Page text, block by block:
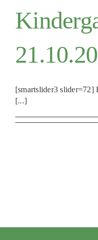
[smartslider3 slider=72]
[...]